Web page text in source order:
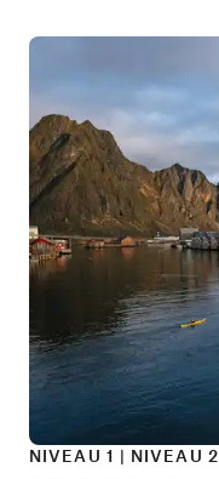
NIVEAU 1 | NIVEAU 2